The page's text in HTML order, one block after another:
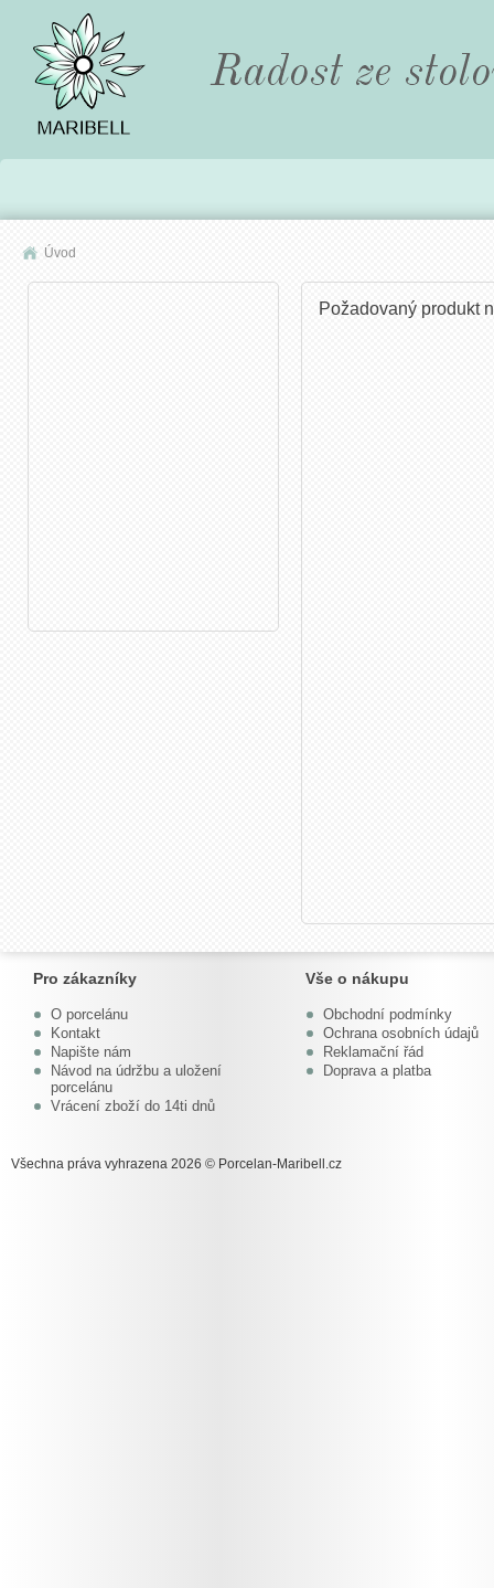
Úvod
Požadovaný produkt
Pro zákazníky
O porcelánu
Kontakt
Napište nám
Návod na údržbu a uložení
porcelánu
Vrácení zboží do 14ti dnů
Vše o nákupu
Obchodní podmínky
Ochrana osobních údajů
Reklamační řád
Doprava a platba
Všechna práva vyhrazena 2026 © Porcelan-Maribell.cz